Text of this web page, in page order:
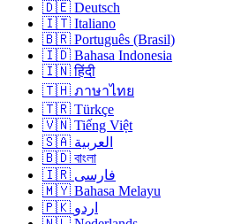
🇩🇪 Deutsch
🇮🇹 Italiano
🇧🇷 Português (Brasil)
🇮🇩 Bahasa Indonesia
🇮🇳 हिंदी
🇹🇭 ภาษาไทย
🇹🇷 Türkçe
🇻🇳 Tiếng Việt
🇸🇦 العربية
🇧🇩 বাংলা
🇮🇷 فارسی
🇲🇾 Bahasa Melayu
🇵🇰 اردو